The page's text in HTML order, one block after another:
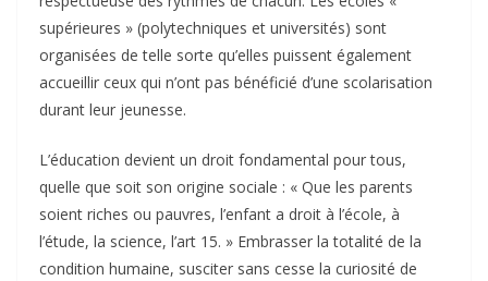
supérieures » (polytechniques et universités) sont
organisées de telle sorte qu’elles puissent également
accueillir ceux qui n’ont pas bénéficié d’une scolarisation
durant leur jeunesse.
L’éducation devient un droit fondamental pour tous,
quelle que soit son origine sociale : « Que les parents
soient riches ou pauvres, l’enfant a droit à l’école, à
l’étude, la science, l’art 15. » Embrasser la totalité de la
condition humaine, susciter sans cesse la curiosité de